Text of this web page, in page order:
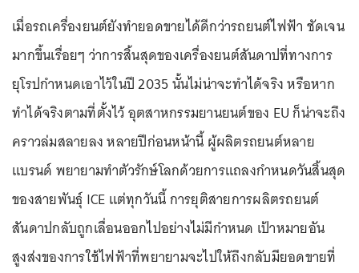
เมื่อรถเครื่องยนต์ยังทำยอดขายได้ดีกว่ารถยนต์ไฟฟ้า ชัดเจน
มากขึ้นเรื่อยๆ ว่าการสิ้นสุดของเครื่องยนต์สันดาปที่ทางการ
ยุโรปกำหนดเอาไว้ในปี 2035 นั้นไม่น่าจะทำได้จริง หรือหาก
ทำได้จริงตามที่ตั้งไว้ อุตสาหกรรมยานยนต์ของ EU ก็น่าจะถึง
คราวล่มสลายลง หลายปีก่อนหน้านี้ ผู้ผลิตรถยนต์หลาย
แบรนด์ พยายามทำตัวรักษ์โลกด้วยการแถลงกำหนดวันสิ้นสุด
ของสายพันธุ์ ICE แต่ทุกวันนี้ การยุติสายการผลิตรถยนต์
สันดาปกลับถูกเลื่อนออกไปอย่างไม่มีกำหนด เป้าหมายอัน
สูงส่งของการใช้ไฟฟ้าที่พยายามจะไปให้ถึงกลับมียอดขายที่